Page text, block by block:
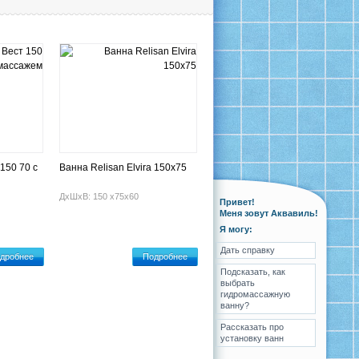
70 с Ванна Relisan Elvira 150х75
ДхШхВ: 150 х75х60
Подробнее
Привет!
Меня зовут Аквавиль!
Я могу:
Дать справку
Подсказать, как
выбрать
гидромассажную
ванну?
Рассказать про
установку ванн